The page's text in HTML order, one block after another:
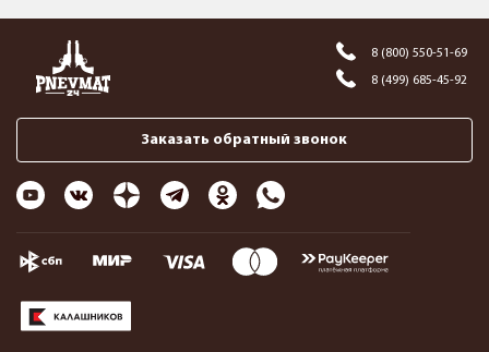
8 (800) 550-51-69
8 (499) 685-45-92
Заказать обратный звонок